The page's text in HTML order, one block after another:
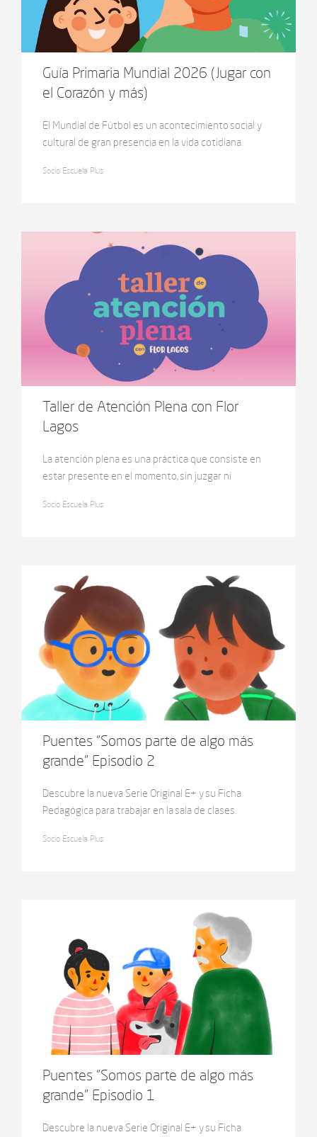
Guía Primaria Mundial 2026 (Jugar con
el Corazón y más)
El Mundial de Fútbol es un acontecimiento social y
cultural de gran presencia en la vida cotidiana.
redes y en los espacios compartidos, formando parte
Socio Escuela Plus
Taller de Atención Plena con Flor
Lagos
La atención plena es una práctica que consiste en
estar presente en el momento, sin juzgar ni
conoce como mindfulness.
Socio Escuela Plus
Puentes “Somos parte de algo más
grande” Episodio 2
Descubre la nueva Serie Original E+ y su Ficha
Pedagógica para trabajar en la sala de clases.
infancia, la propuesta celebra la diversidad como una
Socio Escuela Plus
Puentes “Somos parte de algo más
grande” Episodio 1
Descubre la nueva Serie Original E+ y su Ficha